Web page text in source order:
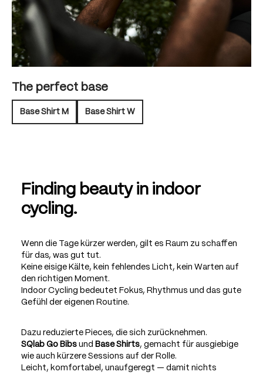
The perfect base
Base Shirt M Base Shirt W
Finding beauty in indoor
cycling.
Wenn die Tage kürzer werden, gilt es Raum zu schaffen
für das, was gut tut.
Keine eisige Kälte, kein fehlendes Licht, kein Warten auf
den richtigen Moment.
Indoor Cycling bedeutet Fokus, Rhythmus und das gute
Gefühl der eigenen Routine.
Dazu reduzierte Pieces, die sich zurücknehmen.
SQlab Go Bibs und Base Shirts, gemacht für ausgiebige
wie auch kürzere Sessions auf der Rolle.
Leicht, komfortabel, unaufgeregt — damit nichts